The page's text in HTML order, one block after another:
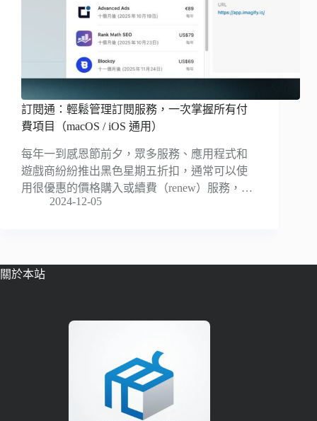
訂閱通：輕鬆管理訂閱服務，一次掌握所有付
費項目（macOS / iOS 通用）
每年一到感恩節前夕，眾多服務、應用程式和
遊戲商紛紛推出黑色星期五折扣，通常可以使
用很優惠的價格購入或續費（renew）服務，…
2024-12-05
關於本站